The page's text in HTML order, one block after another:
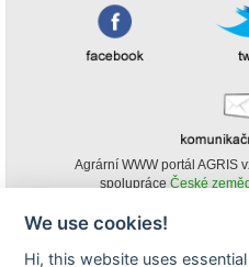
Agrární WWW portál AGRIS
spolupráce České
obsahu agrárního
We use cookies!
Hi, this website uses